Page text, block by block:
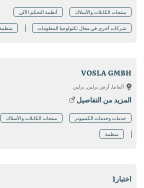
منتجات الكابلات والأسلاك أنظمة التحكم الآلي
شركات أخرى في مجال تكنولوجيا المعلومات
VOSLA GMBH
ألمانيا, أرض برلين, برلين
المزيد من التفاصيل
خدمات وخدمات الكمبيوتر منتجات الكابلات والأسلاك
منظمة
اختبار1